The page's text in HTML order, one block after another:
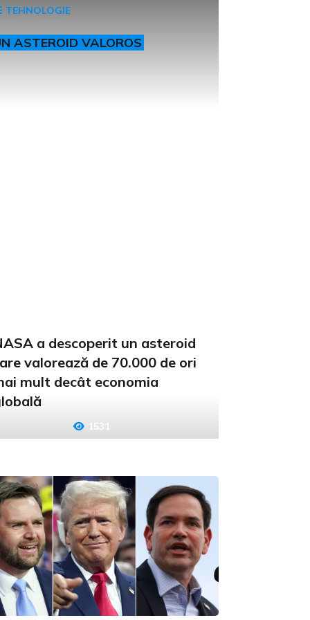
TEHNOLOGIE
ASTEROID VALOROS
a descoperit un asteroid
valorează de 70.000 de ori
mult decât economia
1531